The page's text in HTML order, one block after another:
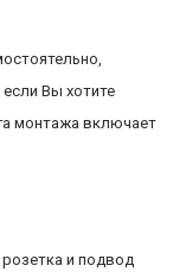
если Вы хотите
монтажа включает
и подвод